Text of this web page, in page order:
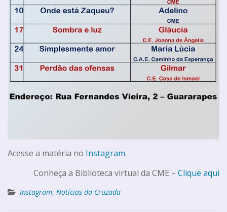
Acesse a matéria no Instagram.
Conheça a Biblioteca virtual da CME – Clique aqui
Instagram, Notícias da Cruzada